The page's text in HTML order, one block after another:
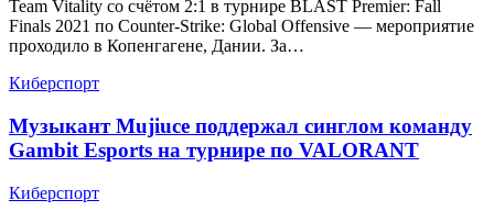
Team Vitality со счётом 2:1 в турнире BLAST Premier: Fall
Finals 2021 по Counter-Strike: Global Offensive — мероприятие
проходило в Копенгагене, Дании. За…
Киберспорт
Музыкант Mujiuce поддержал синглом команду
Gambit Esports на турнире по VALORANT
Киберспорт